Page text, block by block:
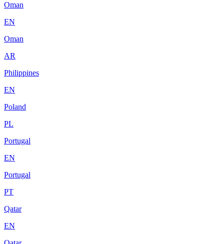
Oman
EN
Oman
AR
Philippines
EN
Poland
PL
Portugal
EN
Portugal
PT
Qatar
EN